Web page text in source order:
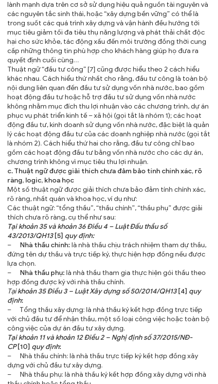
lành mạnh dựa trên cơ sở sử dụng hiệu quả nguồn tài nguyên và
các nguyên tắc sinh thái, hoặc “xây dựng bền vững” có thể là
trong suốt các quá trình xây dựng và vận hành đều hướng tới
mục tiêu giảm tối đa tiêu thụ năng lượng và phát thải chất độc
hại cho sức khỏe, tác động xấu đến môi trường đồng thời cung
cấp những thông tin phù hợp cho khách hàng giúp họ đưa ra
quyết định cuối cùng…
Thuật ngữ “đầu tư công” [7] cũng được hiểu theo 2 cách hiểu
khác nhau. Cách hiểu thứ nhất cho rằng, đầu tư công là toàn bộ
nội dung liên quan đến đầu tư sử dụng vốn nhà nước, bao gồm
hoạt động đầu tư hoặc hỗ trợ đầu tư sử dụng vốn nhà nước
không nhằm mục đích thu lợi nhuận vào các chương trình, dự án
phục vụ phát triển kinh tế – xã hội (gọi tắt là nhóm 1); các hoạt
động đầu tư, kinh doanh sử dụng vốn nhà nước, đặc biệt là quản
lý các hoạt động đầu tư của các doanh nghiệp nhà nước (gọi tắt
là nhóm 2). Cách hiểu thứ hai cho rằng, đầu tư công chỉ bao
gồm các hoạt động đầu tư bằng vốn nhà nước cho các dự án,
chương trình không vì mục tiêu thu lợi nhuận.
c. Thuật ngữ được giải thích chưa đảm bảo tính chính xác, rõ
ràng, logic, khoa học
Một số thuật ngữ được giải thích chưa bảo đảm tính chính xác,
rõ ràng, nhất quán và khoa học, ví dụ như:
Các thuật ngữ: “tổng thầu”, “thầu chính”, “thầu phụ” được giải
thích chưa rõ ràng, cụ thể như sau:
Tại khoản 35 và khoản 36 Điều 4 – Luật Đấu thầu số
43/2013/QH13 [5] quy định:
– Nhà thầu chính: là nhà thầu chịu trách nhiệm tham dự thầu,
đứng tên dự thầu và trực tiếp ký, thực hiện hợp đồng nếu được
lựa chọn.
– Nhà thầu phụ: là nhà thầu tham gia thực hiện gói thầu theo
hợp đồng được ký với nhà thầu chính.
Tại khoản 35 Điều 3 – Luật Xây dựng số 50/2014/QH13 [4] quy
định:
– Tổng thầu xây dựng: là nhà thầu ký kết hợp đồng trực tiếp
với chủ đầu tư để nhận thầu, một số loại công việc hoặc toàn bộ
công việc của dự án đầu tư xây dựng.
Tại khoản 11 và khoản 12 Điều 2 – Nghị định số 37/2015/NĐ-
CP[10] quy định:
– Nhà thầu chính: là nhà thầu trực tiếp ký kết hợp đồng xây
dựng với chủ đầu tư xây dựng.
– Nhà thầu phụ: là nhà thầu ký kết hợp đồng xây dựng với nhà